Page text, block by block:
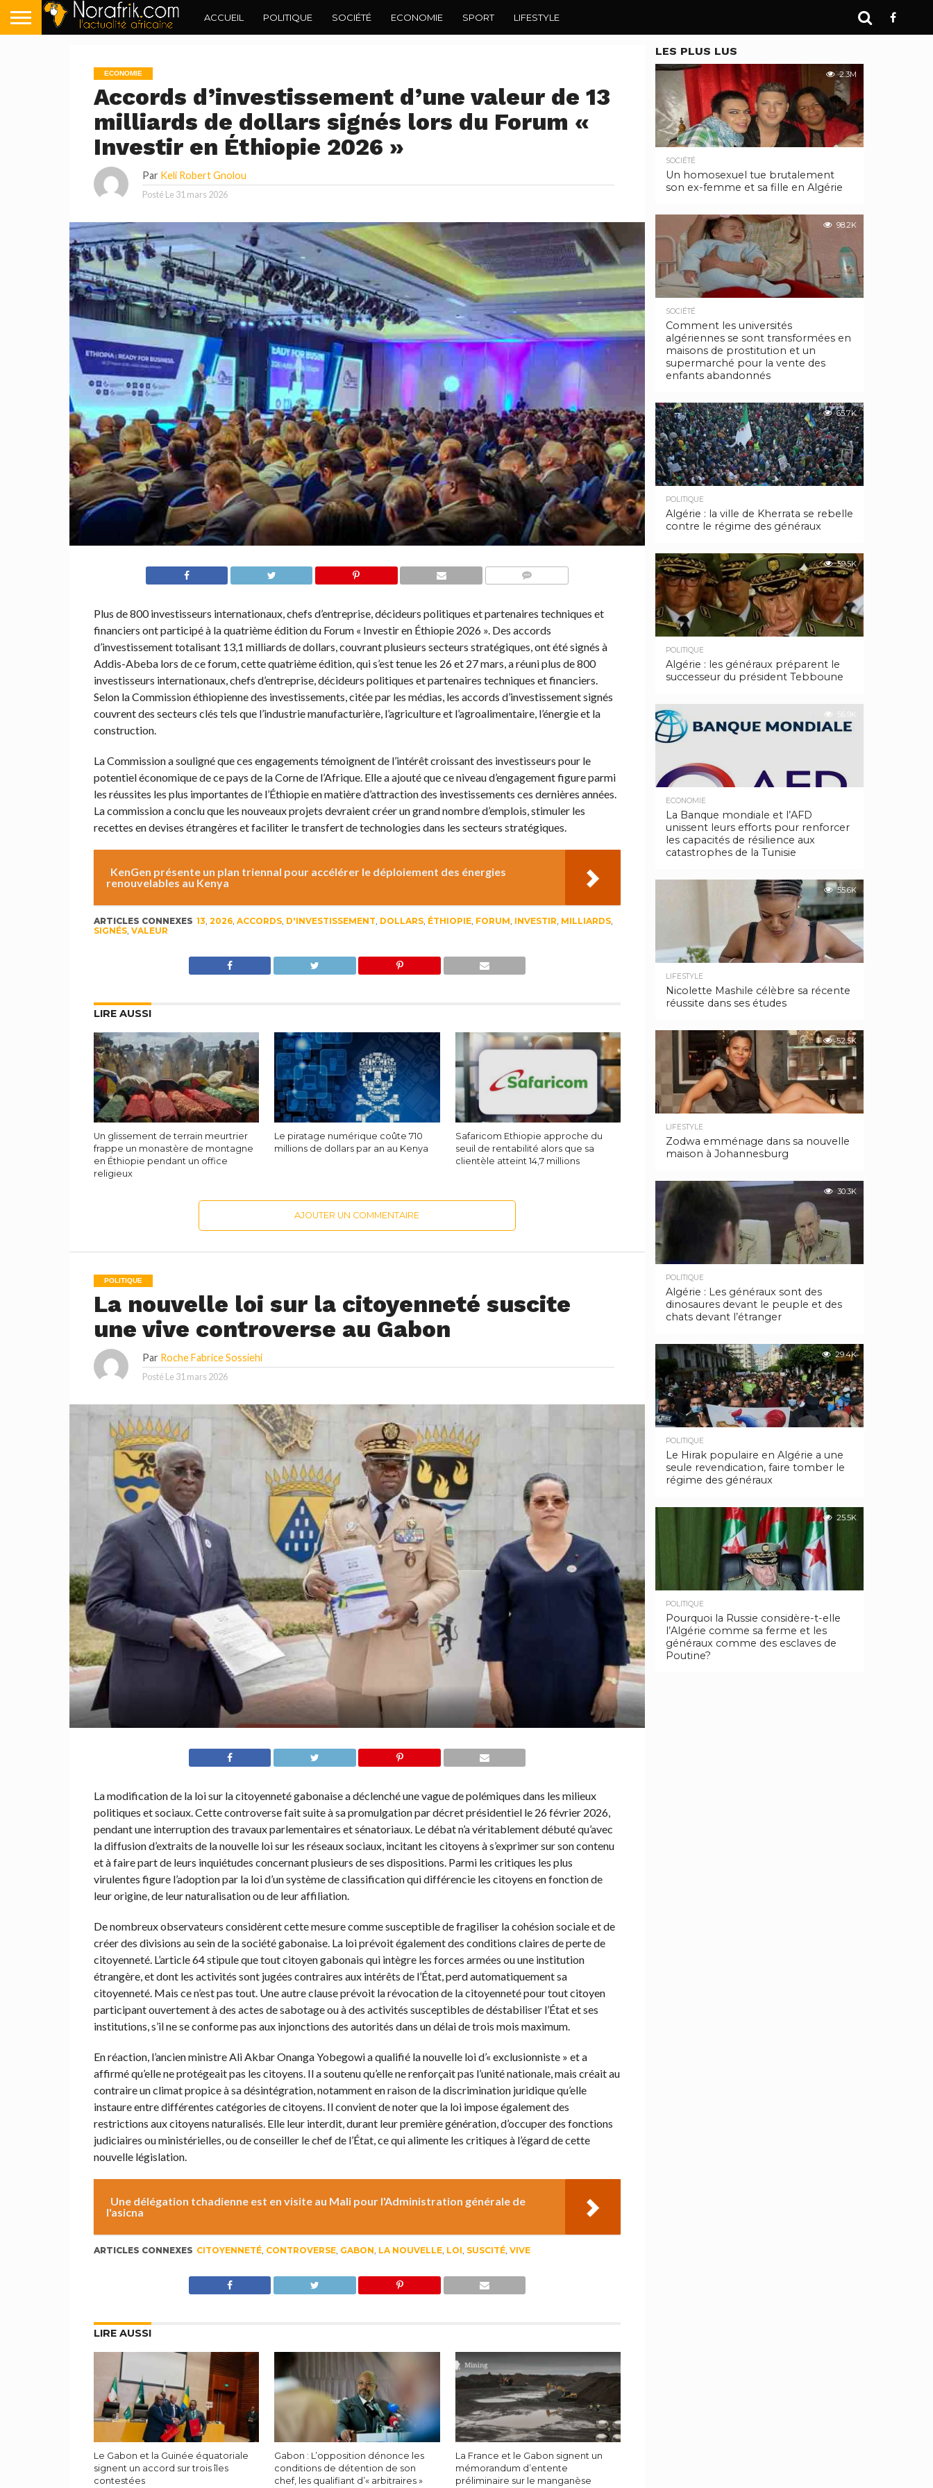
ACCUEIL POLITIQUE SOCIÉTÉ ECONOMIE SPORT LIFESTYLE
ECONOMIE
Accords d’investissement d’une valeur de 13
milliards de dollars signés lors du Forum «
Investir en Éthiopie 2026 »
Par Keli Robert Gnolou
Posté Le 31 mars 2026
Plus de 800 investisseurs internationaux, chefs d’entreprise, décideurs politiques et partenaires techniques et
financiers ont participé à la quatrième édition du Forum « Investir en Éthiopie 2026 ». Des accords
d’investissement totalisant 13,1 milliards de dollars, couvrant plusieurs secteurs stratégiques, ont été signés à
Addis-Abeba lors de ce forum, cette quatrième édition, qui s’est tenue les 26 et 27 mars, a réuni plus de 800
investisseurs internationaux, chefs d’entreprise, décideurs politiques et partenaires techniques et financiers.
Selon la Commission éthiopienne des investissements, citée par les médias, les accords d’investissement signés
couvrent des secteurs clés tels que l’industrie manufacturière, l’agriculture et l’agroalimentaire, l’énergie et la
construction.
La Commission a souligné que ces engagements témoignent de l’intérêt croissant des investisseurs pour le
potentiel économique de ce pays de la Corne de l’Afrique. Elle a ajouté que ce niveau d’engagement figure parmi
les réussites les plus importantes de l’Éthiopie en matière d’attraction des investissements ces dernières années.
La commission a conclu que les nouveaux projets devraient créer un grand nombre d’emplois, stimuler les
recettes en devises étrangères et faciliter le transfert de technologies dans les secteurs stratégiques.
KenGen présente un plan triennal pour accélérer le déploiement des énergies
renouvelables au Kenya
ARTICLES CONNEXES 13, 2026, ACCORDS, D'INVESTISSEMENT, DOLLARS, ÉTHIOPIE, FORUM, INVESTIR, MILLIARDS,
SIGNÉS, VALEUR
LIRE AUSSI
Un glissement de terrain meurtrier
frappe un monastère de montagne
en Éthiopie pendant un office
religieux
Le piratage numérique coûte 710
millions de dollars par an au Kenya
Safaricom Ethiopie approche du
seuil de rentabilité alors que sa
clientèle atteint 14,7 millions
AJOUTER UN COMMENTAIRE
POLITIQUE
La nouvelle loi sur la citoyenneté suscite
une vive controverse au Gabon
Par Roche Fabrice Sossiehi
Posté Le 31 mars 2026
La modification de la loi sur la citoyenneté gabonaise a déclenché une vague de polémiques dans les milieux
politiques et sociaux. Cette controverse fait suite à sa promulgation par décret présidentiel le 26 février 2026,
pendant une interruption des travaux parlementaires et sénatoriaux. Le débat n’a véritablement débuté qu’avec
la diffusion d’extraits de la nouvelle loi sur les réseaux sociaux, incitant les citoyens à s’exprimer sur son contenu
et à faire part de leurs inquiétudes concernant plusieurs de ses dispositions. Parmi les critiques les plus
virulentes figure l’adoption par la loi d’un système de classification qui différencie les citoyens en fonction de
leur origine, de leur naturalisation ou de leur affiliation.
De nombreux observateurs considèrent cette mesure comme susceptible de fragiliser la cohésion sociale et de
créer des divisions au sein de la société gabonaise. La loi prévoit également des conditions claires de perte de
citoyenneté. L’article 64 stipule que tout citoyen gabonais qui intègre les forces armées ou une institution
étrangère, et dont les activités sont jugées contraires aux intérêts de l’État, perd automatiquement sa
citoyenneté. Mais ce n’est pas tout. Une autre clause prévoit la révocation de la citoyenneté pour tout citoyen
participant ouvertement à des actes de sabotage ou à des activités susceptibles de déstabiliser l’État et ses
institutions, s’il ne se conforme pas aux injonctions des autorités dans un délai de trois mois maximum.
En réaction, l’ancien ministre Ali Akbar Onanga Yobegowi a qualifié la nouvelle loi d’« exclusionniste » et a
affirmé qu’elle ne protégeait pas les citoyens. Il a soutenu qu’elle ne renforçait pas l’unité nationale, mais créait au
contraire un climat propice à sa désintégration, notamment en raison de la discrimination juridique qu’elle
instaure entre différentes catégories de citoyens. Il convient de noter que la loi impose également des
restrictions aux citoyens naturalisés. Elle leur interdit, durant leur première génération, d’occuper des fonctions
judiciaires ou ministérielles, ou de conseiller le chef de l’État, ce qui alimente les critiques à l’égard de cette
nouvelle législation.
Une délégation tchadienne est en visite au Mali pour l'Administration générale de
l'asicna
ARTICLES CONNEXES CITOYENNETÉ, CONTROVERSE, GABON LA NOUVELLE, LOI SUSCITÉ, VIVE
LIRE AUSSI
Le Gabon et la Guinée équatoriale
signent un accord sur trois îles
contestées
Gabon : L’opposition dénonce les
conditions de détention de son
chef, les qualifiant d’« arbitraires »
La France et le Gabon signent un
mémorandum d’entente
préliminaire sur le manganèse
LES PLUS LUS
2.3M
SOCIÉTÉ
Un homosexuel tue brutalement
son ex-femme et sa fille en Algérie
98.2K
SOCIÉTÉ
Comment les universités
algériennes se sont transformées en
maisons de prostitution et un
supermarché pour la vente des
enfants abandonnés
65.7K
POLITIQUE
Algérie : la ville de Kherrata se rebelle
contre le régime des généraux
59.5K
POLITIQUE
Algérie : les généraux préparent le
successeur du président Tebboune
56.9K
ECONOMIE
La Banque mondiale et l’AFD
unissent leurs efforts pour renforcer
les capacités de résilience aux
catastrophes de la Tunisie
55.6K
LIFESTYLE
Nicolette Mashile célèbre sa récente
réussite dans ses études
52.5K
LIFESTYLE
Zodwa emménage dans sa nouvelle
maison à Johannesburg
30.3K
POLITIQUE
Algérie : Les généraux sont des
dinosaures devant le peuple et des
chats devant l’étranger
29.4K
POLITIQUE
Le Hirak populaire en Algérie a une
seule revendication, faire tomber le
régime des généraux
25.5K
POLITIQUE
Pourquoi la Russie considère-t-elle
l’Algérie comme sa ferme et les
généraux comme des esclaves de
Poutine?